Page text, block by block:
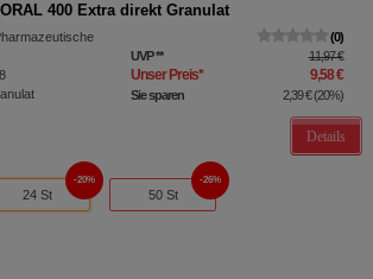
400 Extra direkt Granulat
0
UVP** 11,97 €
Unser Preis* 9,58 €
Sie sparen 2,39 €(20%)
Details
24 St
20%
50 St
26%